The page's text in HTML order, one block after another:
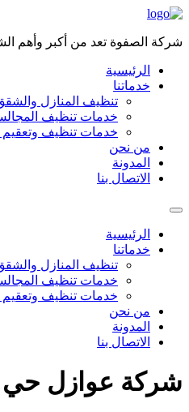
Skip
content
شركة الصفوة تعد من أكبر وأهم
الرئيسية
خدماتنا
تنظيف المنازل
خدمات تنظيف
خدمات تنظيف وتعقيم
من نحن
المدونة
الاتصال بنا
الرئيسية
خدماتنا
تنظيف المنازل
خدمات تنظيف
خدمات تنظيف وتعقيم
من نحن
المدونة
الاتصال بنا
شركة عوازل حي